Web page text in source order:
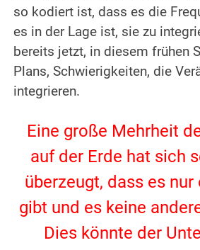
so kodiert ist, dass es die
es in der Lage ist, sie zu
bereits jetzt, in diesem frühen
Plans, Schwierigkeiten, die
integrieren.
Eine große Mehrheit
auf der Erde hat sich
überzeugt, dass es nur
gibt und es keine
Dies könnte der